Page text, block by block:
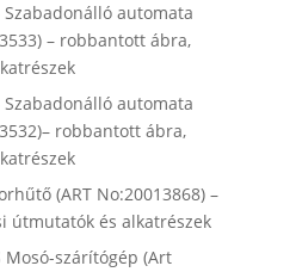
Szabadonálló automata
– robbantott ábra,
Szabadonálló automata
robbantott ábra,
(ART No:20013868) –
útmutatók és alkatrészek
Mosó-szárítógép (Art